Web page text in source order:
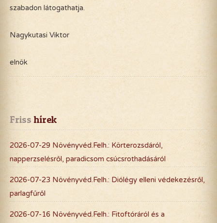
szabadon látogathatja.
Nagykutasi Viktor
elnök
Friss hírek
2026-07-29 Növényvéd.Felh.: Körterozsdáról,
napperzselésről, paradicsom csúcsrothadásáról
2026-07-23 Növényvéd.Felh.: Diólégy elleni védekezésről,
parlagfűről
2026-07-16 Növényvéd.Felh.: Fitoftóráról és a